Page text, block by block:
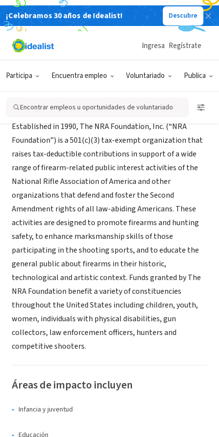
¡Celebramos 30 años de Idealist! Descubre
Participa Encuentra empleo Voluntariado Publica
Ingresa Regístrate
Encontrar empleos u oportunidades de voluntariado
ORGANIZACIÓN SIN FIN DE LUCRO
Friends of NRA
Established in 1990, The NRA Foundation, Inc. (“NRA
Foundation”) is a 501(c)(3) tax-exempt organization that
raises tax-deductible contributions in support of a wide
range of firearm-related public interest activities of the
National Rifle Association of America and other
organizations that defend and foster the Second
Amendment rights of all law-abiding Americans. These
activities are designed to promote firearms and hunting
safety, to enhance marksmanship skills of those
participating in the shooting sports, and to educate the
general public about firearms in their historic,
technological and artistic context. Funds granted by The
NRA Foundation benefit a variety of constituencies
throughout the United States including children, youth,
women, individuals with physical disabilities, gun
collectors, law enforcement officers, hunters and
competitive shooters.
Áreas de impacto incluyen
Infancia y juventud
Educación